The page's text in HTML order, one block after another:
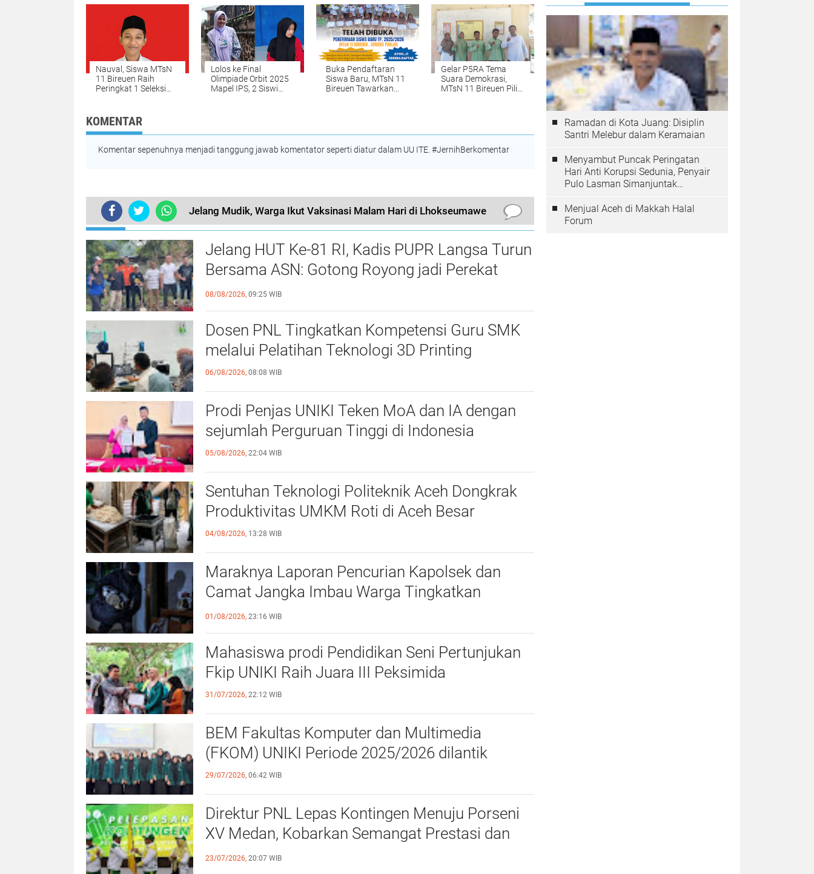
Nauval, Siswa MTsN
11 Bireuen Raih
Peringkat 1 Seleksi
Lolos ke Final
Olimpiade Orbit 2025
Mapel IPS, 2 Siswi
Buka Pendaftaran
Siswa Baru, MTsN 11
Bireuen Tawarkan
Gelar P5RA Tema
Suara Demokrasi,
MTsN 11 Bireuen Pilih
KOMENTAR
Komentar sepenuhnya menjadi tanggung jawab komentator seperti diatur dalam UU ITE. #JernihBerkomentar
Jelang Mudik, Warga Ikut Vaksinasi Malam Hari di Lhokseumawe
TERKINI
Jelang HUT Ke-81 RI, Kadis PUPR Langsa Turun
Bersama ASN: Gotong Royong jadi Perekat
Kebersamaan
08/08/2026, 09:25 WIB
Dosen PNL Tingkatkan Kompetensi Guru SMK
melalui Pelatihan Teknologi 3D Printing
06/08/2026, 08:08 WIB
Prodi Penjas UNIKI Teken MoA dan IA dengan
sejumlah Perguruan Tinggi di Indonesia
05/08/2026, 22:04 WIB
Sentuhan Teknologi Politeknik Aceh Dongkrak
Produktivitas UMKM Roti di Aceh Besar
04/08/2026, 13:28 WIB
Maraknya Laporan Pencurian Kapolsek dan
Camat Jangka Imbau Warga Tingkatkan
Kewaspadaan
01/08/2026, 23:16 WIB
Mahasiswa prodi Pendidikan Seni Pertunjukan
Fkip UNIKI Raih Juara III Peksimida
31/07/2026, 22:12 WIB
BEM Fakultas Komputer dan Multimedia
(FKOM) UNIKI Periode 2025/2026 dilantik
29/07/2026, 06:42 WIB
Direktur PNL Lepas Kontingen Menuju Porseni
XV Medan, Kobarkan Semangat Prestasi dan
Sportivitas
23/07/2026, 20:07 WIB
Ramadan di Kota Juang: Disiplin
Santri Melebur dalam Keramaian
Menyambut Puncak Peringatan
Hari Anti Korupsi Sedunia, Penyair
Pulo Lasman Simanjuntak
Korupsi di Indonesia
Menjual Aceh di Makkah Halal
Forum